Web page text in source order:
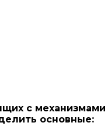
с механизмами
основные: